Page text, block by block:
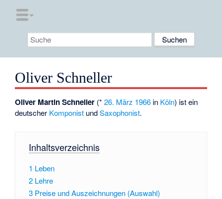
Oliver Schneller
Oliver Martin Schneller (*26. März 1966 in Köln) ist ein
deutscher Komponist undSaxophonist.
Inhaltsverzeichnis
1 Leben
2 Lehre
3 Preise und Auszeichnungen (Auswahl)